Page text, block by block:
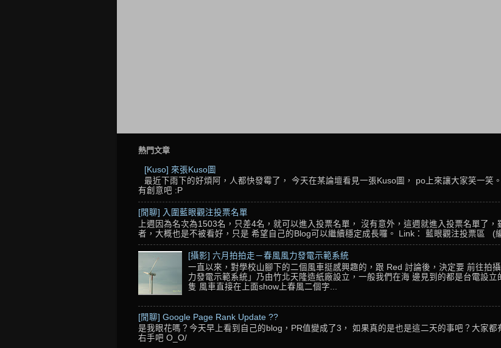
熱門文章
[Kuso] 來張Kuso圖
最近下雨下的好煩阿，人都快發霉了， 今天在某論壇看見一張Kuso圖， po上來讓大家笑一
有創意吧 :P
[閒聊] 入圍藍眼觀注投票名單
上週因為名次為1503名，只差4名，就可以進入投票名單， 沒有意外，這週就進入投票名單了
者，大概也是不被看好，只是 希望自己的Blog可以繼續穩定成長囉。 Link： 藍眼觀注投票區 (
[攝影] 六月拍拍走－春風風力發電示範系統
一直以來，對學校山腳下的二個風車挺感興趣的，跟 Red 討論後，決定要 前往拍
力發電示範系統」乃由竹北天隆造紙廠設立，一般我們在海 邊見到的都是台電設
隻 風車直接在上面show上春風二個字...
[閒聊] Google Page Rank Update ??
是我眼花嗎？今天早上看到自己的blog，PR值變成了3， 如果真的是也是這二天的事吧？大家
右手吧 O_O/